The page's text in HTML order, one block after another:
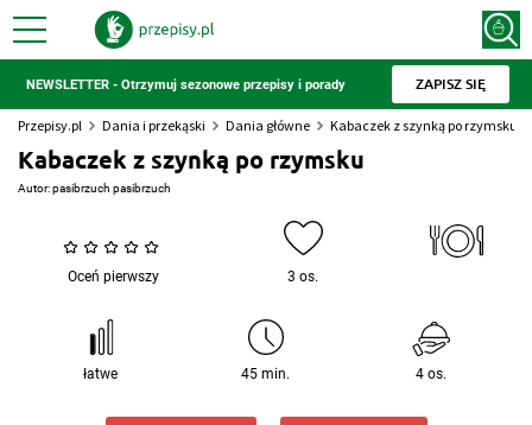
NEWSLETTER - Otrzymuj sezonowe przepisy i porady ZAPISZ SIĘ
Przepisy.pl Dania i przekąski Dania główne Kabaczek z szynką po rzymsku
Kabaczek z szynką po rzymsku
Autor:pasibrzuch pasibrzuch
Oceń pierwszy 3 os.
łatwe 45 min. 4 os.